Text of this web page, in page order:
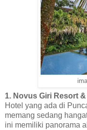
1. Novus Giri Resort
Hotel yang ada di
memang sedang
ini memiliki panorama